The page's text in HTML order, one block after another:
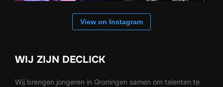
View on Instagram
WIJ ZIJN DECLICK
Wij brengen jongeren in Groningen samen om talenten te